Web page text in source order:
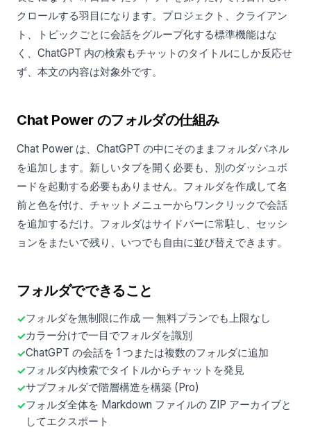
クロールする羽目になります。プロジェクト、クライアン
ト、トピックごとに会話をグループ化する標準機能はな
く、ChatGPT 内の検索もチャットのタイトルにしか反応せ
ず、本文の内容は対象外です。
Chat Power のフォルダの仕組み
Chat Power は、ChatGPT の中にそのままフォルダパネル
を追加します。新しいタブを開く必要も、別のダッシュボ
ードを起動する必要もありません。フォルダを作成して名
前と色を付け、チャットメニューからワンクリックで会話
を追加するだけ。フォルダはサイドバーに常駐し、セッシ
ョンをまたいで残り、いつでも自由に並び替えできます。
フォルダでできること
フォルダを無制限に作成 — 無料プランでも上限なし
カラー分けで一目でフォルダを識別
ChatGPT の会話を 1 つまたは複数のフォルダに追加
フォルダ内検索でタイトルからチャットを発見
サブフォルダで階層構造を構築 (Pro)
フォルダ全体を Markdown ファイルの ZIP アーカイブと
してエクスポート